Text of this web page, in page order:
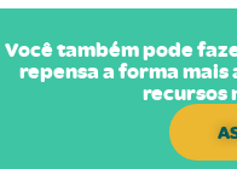
Você também pode
repensa a forma
recursos